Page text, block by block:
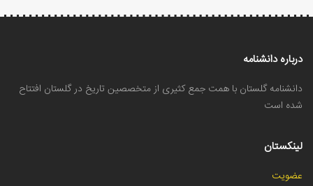
درباره دانشنامه
دانشنامه گلستان با همت جمع کثیری از متخصصین تاریخ در گلستان افتتاح
شده است
لینکستان
عضویت